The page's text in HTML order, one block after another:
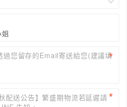
過您留存的Email寄送給您(建議填
秋配送公告】繁盛期物流若延遲請